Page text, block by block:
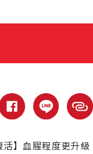
血腥程度更升級！｜本周